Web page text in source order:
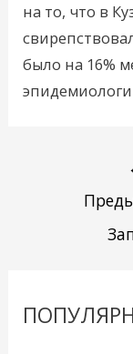
на то, что в
было на 16%